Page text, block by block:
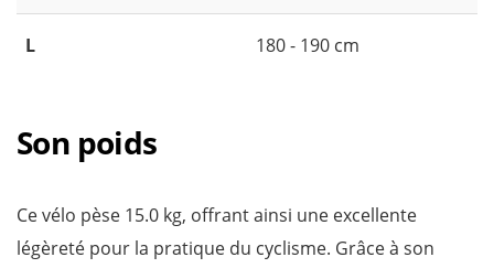
L 180 - 190 cm
Son poids
Ce vélo pèse 15.0 kg, offrant ainsi une excellente
légèreté pour la pratique du cyclisme. Grâce à son